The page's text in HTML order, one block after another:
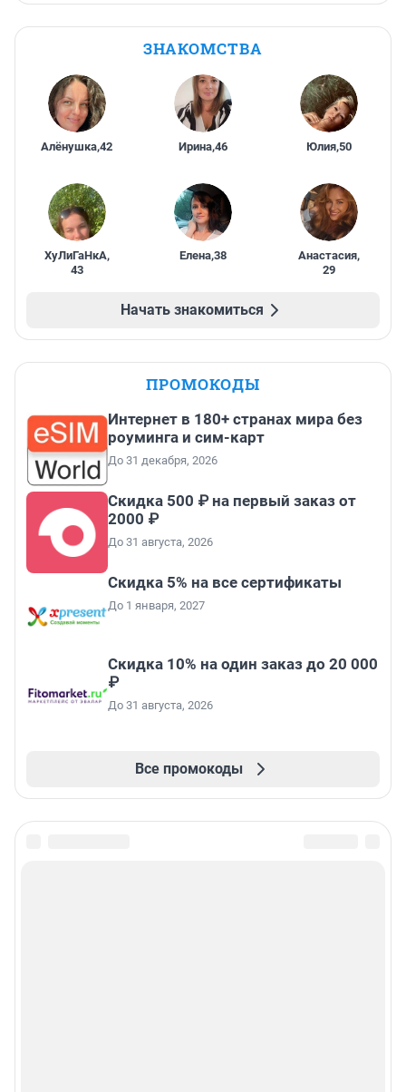
ЗНАКОМСТВА
Алёнушка,42 Ирина,46 Юлия,50
ХуЛиГаНкА,
43
Елена,38 Анастасия,
29
Начать знакомиться
ПРОМОКОДЫ
Интернет в 180+ странах мира без
роуминга и сим-карт
До 31 декабря, 2026
Скидка 500 ₽ на первый заказ от
2000 ₽
До 31 августа, 2026
Скидка 5% на все сертификаты
До 1 января, 2027
Скидка 10% на один заказ до 20 000
₽
До 31 августа, 2026
Все промокоды